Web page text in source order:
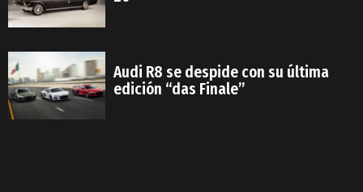
Audi R8 se despide con su última
edición “das Finale”